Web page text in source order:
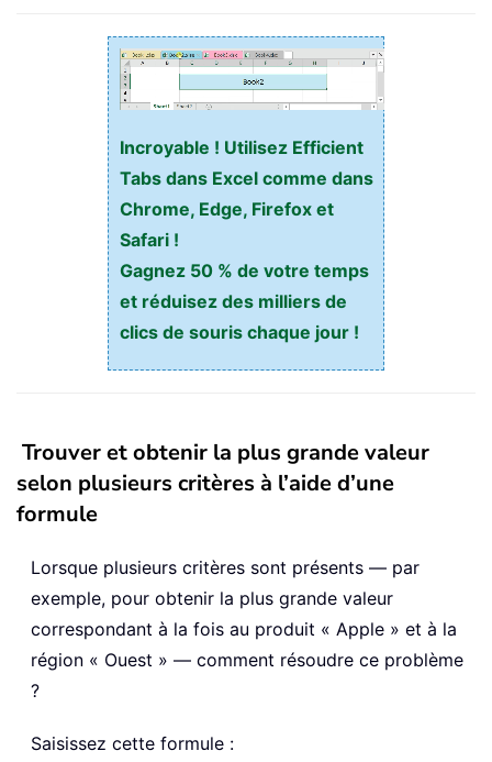
Incroyable ! Utilisez Efficient
Tabs dans Excel comme dans
Chrome, Edge, Firefox et
Safari !
Gagnez 50 % de votre temps
et réduisez des milliers de
clics de souris chaque jour !
Trouver et obtenir la plus grande valeur
selon plusieurs critères à l’aide d’une
formule
Lorsque plusieurs critères sont présents — par
exemple, pour obtenir la plus grande valeur
correspondant à la fois au produit « Apple » et à la
région « Ouest » — comment résoudre ce problème
?
Saisissez cette formule :